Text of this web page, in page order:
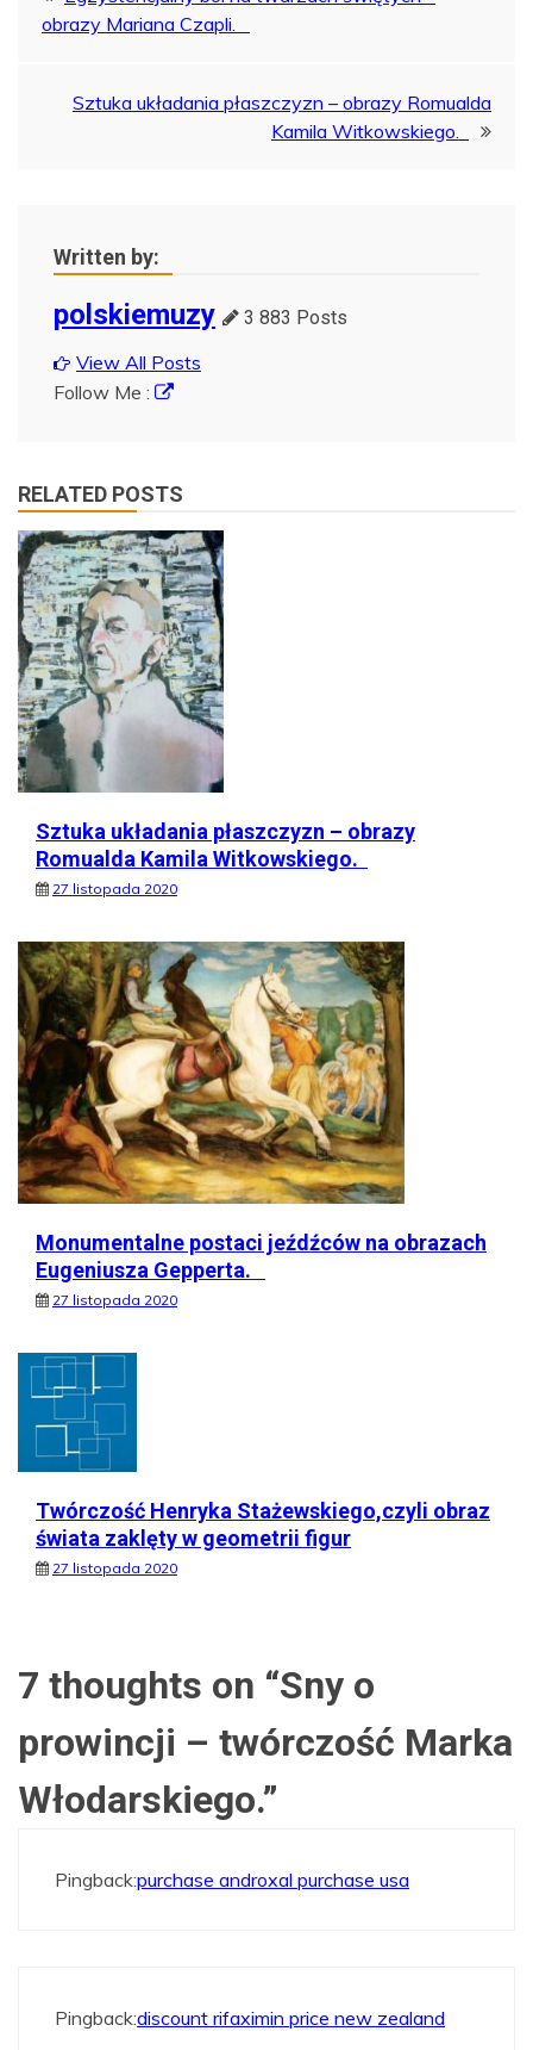
wpisu
obrazy Mariana Czapli.
Sztuka układania płaszczyzn – obrazy Romualda
Kamila Witkowskiego.
Written by:
polskiemuzy 3 883 Posts
View All Posts
Follow Me :
RELATED POSTS
Sztuka układania płaszczyzn – obrazy
Romualda Kamila Witkowskiego.
27 listopada 2020
Monumentalne postaci jeźdźców na obrazach
Eugeniusza Gepperta.
27 listopada 2020
Twórczość Henryka Stażewskiego,czyli obraz
świata zaklęty w geometrii figur
27 listopada 2020
7 thoughts on “Sny o
prowincji – twórczość Marka
Włodarskiego.”
Pingback:purchase androxal purchase usa
Pingback:discount rifaximin price new zealand